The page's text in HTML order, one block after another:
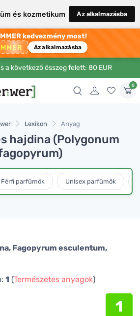
és kozmetikum Az alkalmazásba
kedvezmény most!
Az alkalmazásba
a következő összeg felett: 80 EUR
0
Lexikon Anyag
hajdina (Polygonum
Férfi parfümök Unisex parfümök
Fagopyrum esculentum,
1 (Természetes anyagok)
1